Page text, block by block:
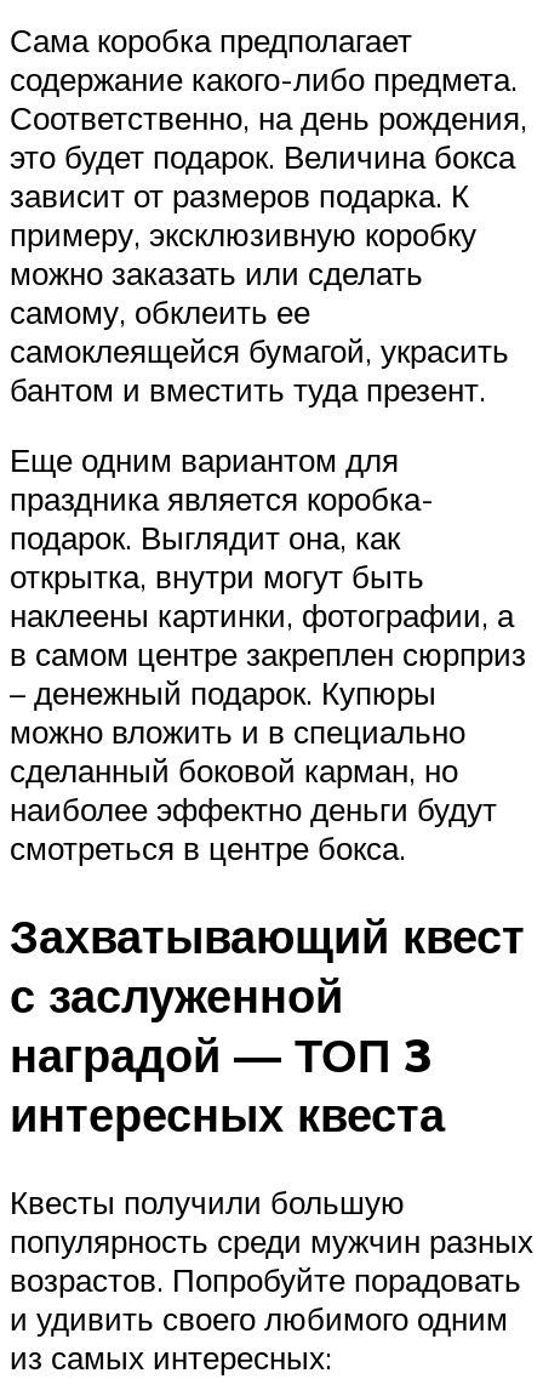
Сама коробка предполагает
содержание какого-либо предмета.
Соответственно, на день рождения,
это будет подарок. Величина бокса
зависит от размеров подарка. К
примеру, эксклюзивную коробку
можно заказать или сделать
самому, обклеить ее
самоклеящейся бумагой, украсить
бантом и вместить туда презент.
Еще одним вариантом для
праздника является коробка-
подарок. Выглядит она, как
открытка, внутри могут быть
наклеены картинки, фотографии, а
в самом центре закреплен сюрприз
– денежный подарок. Купюры
можно вложить и в специально
сделанный боковой карман, но
наиболее эффектно деньги будут
смотреться в центре бокса.
Захватывающий квест
с заслуженной
наградой — ТОП 3
интересных квеста
Квесты получили большую
популярность среди мужчин разных
возрастов. Попробуйте порадовать
и удивить своего любимого одним
из самых интересных: